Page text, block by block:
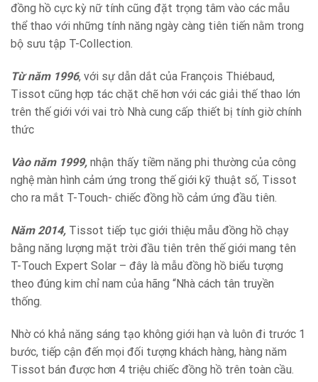
đồng hồ cực kỳ nữ tính cũng đặt trọng tâm vào các mẫu
thể thao với những tính năng ngày càng tiên tiến nằm trong
bộ sưu tập T-Collection.
Từ năm 1996, với sự dẫn dắt của François Thiébaud,
Tissot cũng hợp tác chặt chẽ hơn với các giải thế thao lớn
trên thế giới với vai trò Nhà cung cấp thiết bị tính giờ chính
thức
Vào năm 1999, nhận thấy tiềm năng phi thường của công
nghệ màn hình cảm ứng trong thế giới kỹ thuật số, Tissot
cho ra mắt T-Touch- chiếc đồng hồ cảm ứng đầu tiên.
Năm 2014, Tissot tiếp tục giới thiệu mẫu đồng hồ chạy
bằng năng lượng mặt trời đầu tiên trên thế giới mang tên
T-Touch Expert Solar – đây là mẫu đồng hồ biểu tượng
theo đúng kim chỉ nam của hãng “Nhà cách tân truyền
thống.
Nhờ có khả năng sáng tạo không giới hạn và luôn đi trước 1
bước, tiếp cận đến mọi đối tượng khách hàng, hàng năm
Tissot bán được hơn 4 triệu chiếc đồng hồ trên toàn cầu.